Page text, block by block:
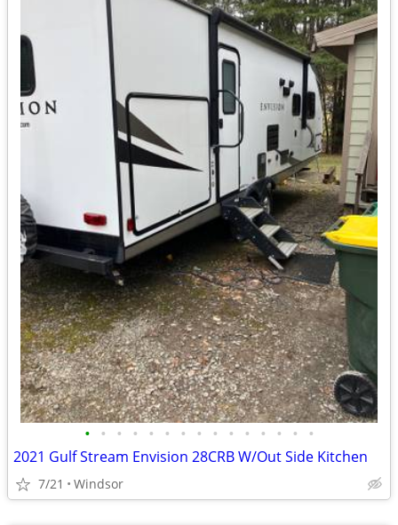
• • • • • • • • • • • • • • •
2021 Gulf Stream Envision 28CRB W/Out Side Kitchen
7/21 Windsor